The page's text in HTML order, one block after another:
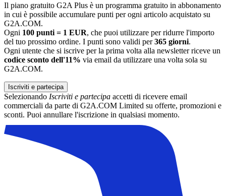
Il piano gratuito G2A Plus è un programma gratuito in abbonamento
in cui è possibile accumulare punti per ogni articolo acquistato su
G2A.COM.
Ogni 100 punti = 1 EUR, che puoi utilizzare per ridurre l'importo
del tuo prossimo ordine. I punti sono validi per365 giorni.
Ogni utente che si iscrive per la prima volta alla newsletter riceve un
codice sconto dell'11% via email da utilizzare una volta sola su
G2A.COM.
Iscriviti e partecipa
Selezionando Iscriviti e partecipa accetti di ricevere email
commerciali da parte di G2A.COM Limited su offerte, promozioni e
sconti. Puoi annullare l'iscrizione in qualsiasi momento.